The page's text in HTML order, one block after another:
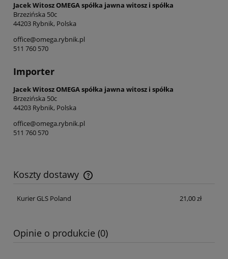
Jacek Witosz OMEGA spółka jawna witosz i spółka
Brzezińska 50c
44203 Rybnik, Polska
office@omega.rybnik.pl
511 760 570
Importer
Jacek Witosz OMEGA spółka jawna witosz i spółka
Brzezińska 50c
44203 Rybnik, Polska
office@omega.rybnik.pl
511 760 570
Koszty dostawy
Cena nie zawiera ewentualnych kosztów płatności
Kurier GLS Poland
21,00 zł
Opinie o produkcie (0)